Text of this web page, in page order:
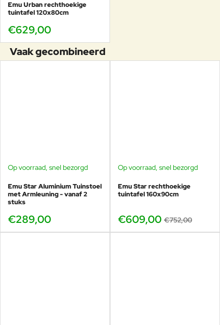
Emu Urban rechthoekige
tuintafel 120x80cm
€629,00
Vaak gecombineerd
Op voorraad, snel bezorgd
Emu Star Aluminium Tuinstoel
met Armleuning - vanaf 2
stuks
€289,00
-19%
Op voorraad, snel bezorgd
Emu Star rechthoekige
tuintafel 160x90cm
€609,00 €752,00